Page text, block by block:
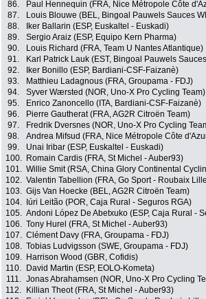
86.
Paul Hennequin (FRA, Nice Métropole Côte
87.
Louis Blouwe (BEL, Bingoal Pauwels Sauces
88.
Iker Ballarin (ESP, Euskaltel - Euskadi)
89.
Sergio Araiz (ESP, Equipo Kern Pharma)
90.
Louis Richard (FRA, Team U Nantes Atlantique)
91.
Karl Patrick Lauk (EST, Bingoal Pauwels
92.
Iker Bonillo (ESP, Bardiani-CSF-Faizanè)
93.
Matthieu Ladagnous (FRA, Groupama - FDJ)
94.
Syver Wærsted (NOR, Uno-X Pro Cycling Team)
95.
Enrico Zanoncello (ITA, Bardiani-CSF-Faizanè)
96.
Pierre Gautherat (FRA, AG2R Citroën Team)
97.
Fredrik Dversnes (NOR, Uno-X Pro Cycling
98.
Andrea Mifsud (FRA, Nice Métropole Côte
99.
Unai Iribar (ESP, Euskaltel - Euskadi)
100.
Romain Cardis (FRA, St Michel - Auber93)
101. Willie Smit (RSA, China Glory Continental
102. Valentin Tabellion (FRA, Go Sport - Roubaix
103. Gijs Van Hoecke (BEL, AG2R Citroën Team)
104.
Iúri Leitão (POR, Caja Rural - Seguros RGA)
105. Andoni López De Abetxuko (ESP, Caja Rural -
106. Tony Hurel (FRA, St Michel - Auber93)
107. Clément Davy (FRA, Groupama - FDJ)
108. Tobias Ludvigsson (SWE, Groupama - FDJ)
109.
Harrison Wood (GBR, Cofidis)
110.
David Martin (ESP, EOLO-Kometa)
111. Jonas Abrahamsen (NOR, Uno-X Pro Cycling
112.
Killian Theot (FRA, St Michel - Auber93)